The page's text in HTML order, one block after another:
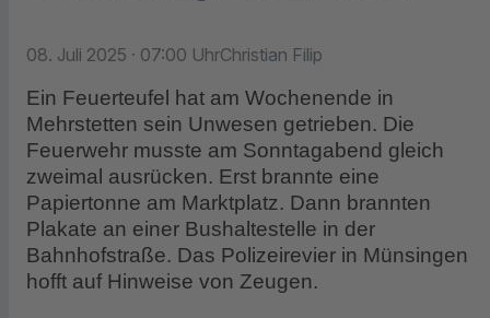
08. Juli 2025 · 07:00 UhrChristian Filip
Ein Feuerteufel hat am Wochenende in
Mehrstetten sein Unwesen getrieben. Die
Feuerwehr musste am Sonntagabend gleich
zweimal ausrücken. Erst brannte eine
Papiertonne am Marktplatz. Dann brannten
Plakate an einer Bushaltestelle in der
Bahnhofstraße. Das Polizeirevier in Münsingen
hofft auf Hinweise von Zeugen.